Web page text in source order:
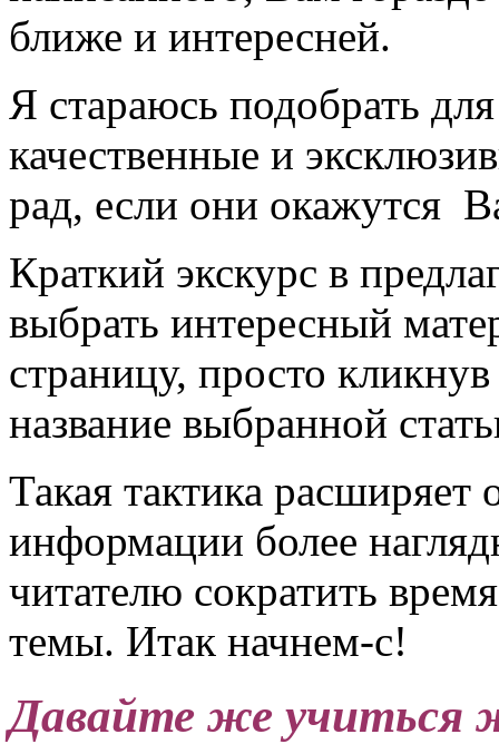
ближе и интересней.
Я стараюсь подобрать
качественные и
рад, если они окажутся
Краткий экскурс в
выбрать интересный
страницу, просто
название выбранной
Такая тактика расширяет
информации более
читателю сократить
темы. Итак начнем-с!
Давайте же учиться